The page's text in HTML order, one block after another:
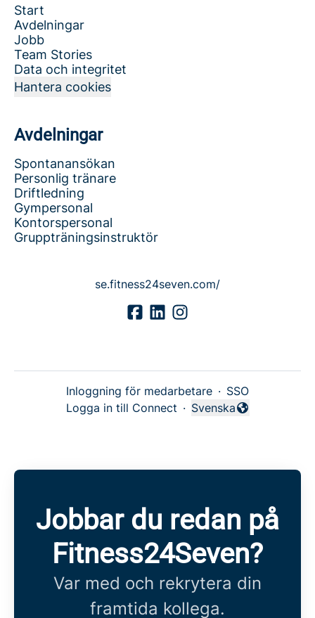
Start
Avdelningar
Jobb
Team Stories
Data och integritet
Hantera cookies
Avdelningar
Spontanansökan
Personlig tränare
Driftledning
Gympersonal
Kontorspersonal
Gruppträningsinstruktör
se.fitness24seven.com/
Inloggning för medarbetare · SSO
Logga in till Connect ·
Byt språk
Svenska
Jobbar du redan på
Fitness24Seven?
Var med och rekrytera din
framtida kollega.